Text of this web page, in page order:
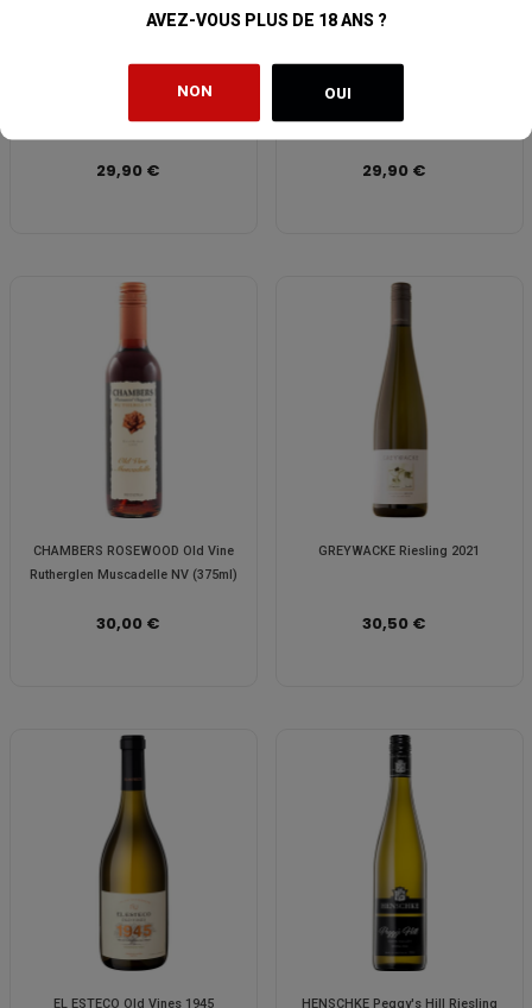
AVEZ-VOUS PLUS DE 18 ANS ?
NON OUI
GREYWACKE Riesling 2022
29,90 €
CHAMISAL SLO Chardonnay 2021
29,90 €
CHAMBERS ROSEWOOD Old Vine
Rutherglen Muscadelle NV (375ml)
30,00 €
GREYWACKE Riesling 2021
30,50 €
EL ESTECO Old Vines 1945
HENSCHKE Peggy's Hill Riesling